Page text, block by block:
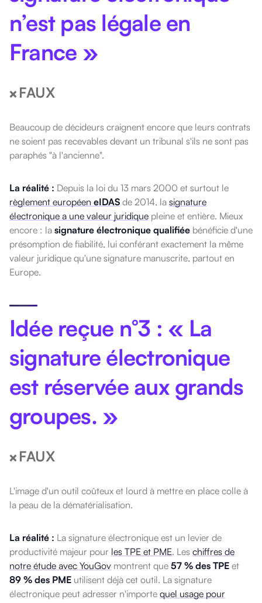
n’est pas légale en
France »
❌ FAUX
Beaucoup de décideurs craignent encore que leurs contrats
ne soient pas recevables devant un tribunal s'ils ne sont pas
paraphés "à l'ancienne".
La réalité : Depuis la loi du 13 mars 2000 et surtout le
règlement européen eIDAS de 2014, la signature
électronique a une valeur juridique pleine et entière. Mieux
encore : la signature électronique qualifiée bénéficie d'une
présomption de fiabilité, lui conférant exactement la même
valeur juridique qu'une signature manuscrite, partout en
Europe.
Idée reçue n°3 : « La
signature électronique
est réservée aux grands
groupes. »
❌ FAUX
L'image d'un outil coûteux et lourd à mettre en place colle à
la peau de la dématérialisation.
La réalité : La signature électronique est un levier de
productivité majeur pour les TPE et PME. Les chiffres de
notre étude avec YouGov montrent que 57 % des TPE et
89 % des PME utilisent déjà cet outil. La signature
électronique peut adresser n'importe quel usage pour